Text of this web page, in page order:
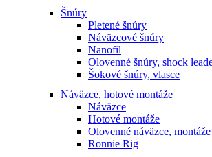
Šnúry
Pletené šnúry
Náväzcové šnúry
Nanofil
Olovenné šnúry, shock
Šokové šnúry, vlasce
Náväzce, hotové montáže
Náväzce
Hotové montáže
Olovenné náväzce, montáže
Ronnie Rig